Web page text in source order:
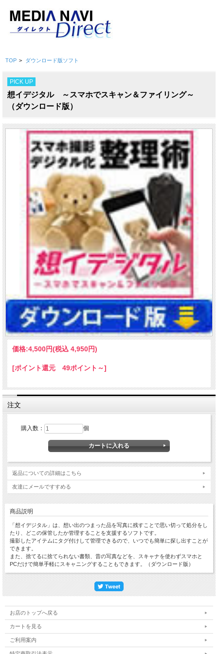
TOP > ダウンロード版ソフト
PICK UP
想イデジタル ～スマホでスキャン＆ファイリング～
（ダウンロード版）
価格:4,500円(税込 4,950円)
[ポイント還元 49ポイント～]
注文
購入数： 個
返品についての詳細はこちら
友達にメールですすめる
商品説明
「想イデジタル」は、想い出のつまった品を写真に残すことで思い切って処分をし
たり、どこの保管したか管理することを支援するソフトです。
撮影したアイテムにタグ付けして管理できるので、いつでも簡単に探し出すことが
できます。
また、捨てるに捨てられない書類、昔の写真などを、スキャナを使わずスマホと
PCだけで簡単手軽にスキャニングすることもできます。（ダウンロード版）
お店のトップへ戻る
カートを見る
ご利用案内